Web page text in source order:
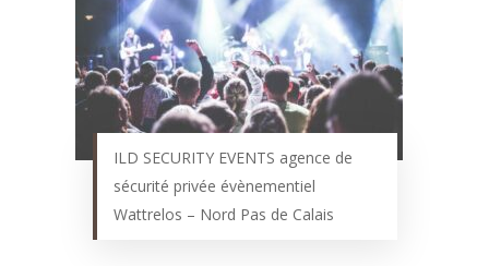
ILD SECURITY EVENTS agence de
sécurité privée évènementiel
Wattrelos – Nord Pas de Calais